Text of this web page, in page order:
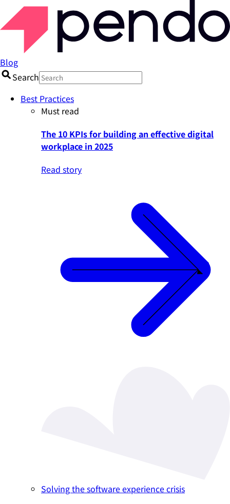
Blog
Search
Best Practices
Must read
The 10 KPIs for building an effective digital
workplace in 2025
Read story
Solving the software experience crisis